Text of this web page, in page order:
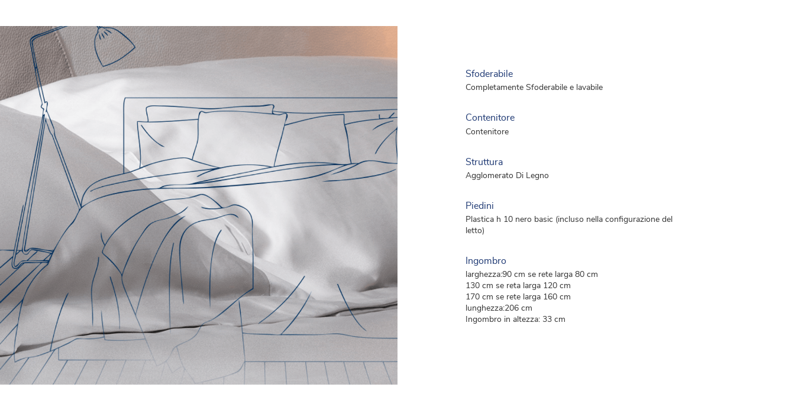
Sfoderabile
Completamente Sfoderabile e lavabile
Contenitore
Contenitore
Struttura
Agglomerato Di Legno
Piedini
Plastica h 10 nero basic (incluso nella configurazione del
letto)
Ingombro
larghezza:90 cm se rete larga 80 cm
130 cm se reta larga 120 cm
170 cm se rete larga 160 cm
lunghezza:206 cm
Ingombro in altezza: 33 cm